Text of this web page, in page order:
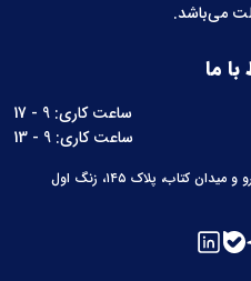
می‌باشد.
با ما
ساعت کاری: 9 - 17
ساعت کاری: 9 - 13
کتاب، پلاک ۱۴۵، زنگ اول